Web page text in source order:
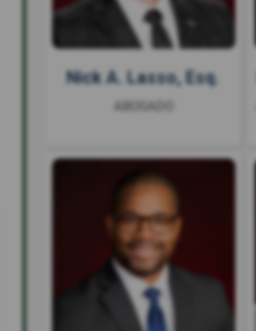
Nick A. Lasso, Esq.
ABOGADO